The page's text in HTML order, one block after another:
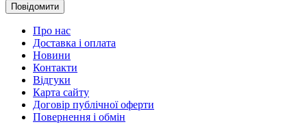
Повідомити
Про нас
Доставка і оплата
Новини
Контакти
Відгуки
Карта сайту
Договір публічної оферти
Повернення і обмін